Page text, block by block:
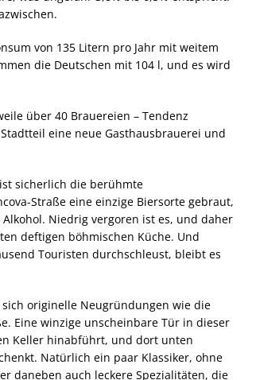
von 135 Litern pro Jahr mit weitem
die Deutschen mit 104 l, und es wird
über 40 Brauereien – Tendenz
eine neue Gasthausbrauerei und
sicherlich die berühmte
Straße eine einzige Biersorte gebraut,
Niedrig vergoren ist es, und daher
deftigen böhmischen Küche. Und
Touristen durchschleust, bleibt es
originelle Neugründungen wie die
Eine winzige unscheinbare Tür in dieser
Keller hinabführt, und dort unten
Natürlich ein paar Klassiker, ohne
daneben auch leckere Spezialitäten, die